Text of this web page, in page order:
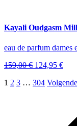
Kayali Oudgasm
eau de parfum dames
159,00€
was:
124,95 €
is:
1 2 3 … 304